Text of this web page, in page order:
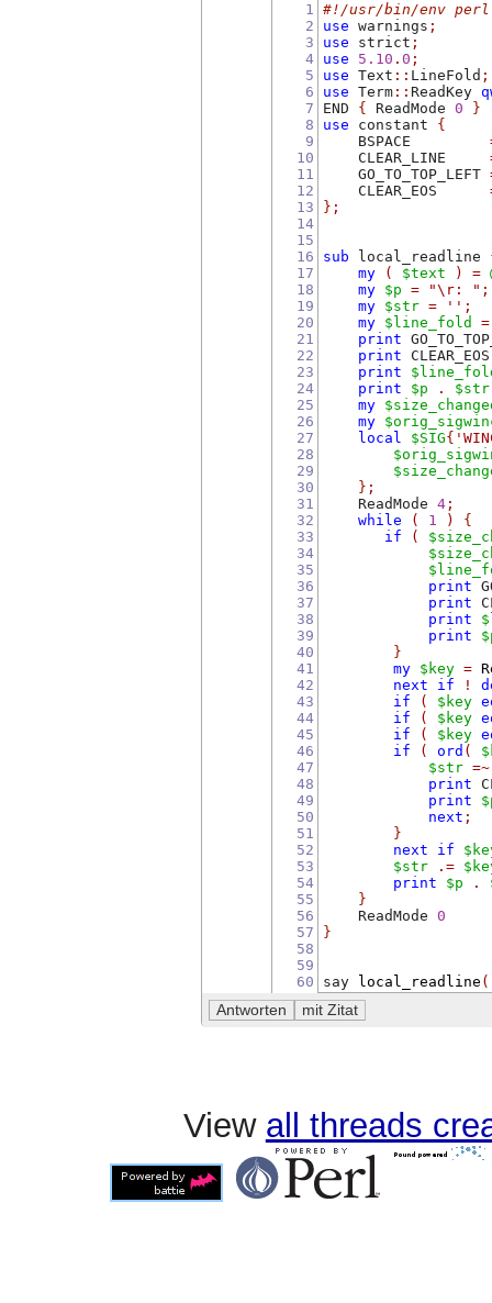
1
2
3
4
5
6
7
8
9
10
11
12
13
14
15
16
17
18
19
20
21
22
23
24
25
26
27
28
29
30
31
32
33
34
35
36
37
38
39
40
41
42
43
44
45
46
47
48
49
50
51
52
53
54
55
56
57
58
59
60
#!/usr/bin/env perl
use warnings ;
use strict ;
use
5.10 .0 ;
use Text :: LineFold ;
use Term :: ReadKey
END { ReadMode 0
}
use constant {
    BSPACE
    CLEAR_LINE
    GO_TO_TOP_LEFT
    CLEAR_EOS
} ;
sub local_readline
my
( $text ) =
my $p = "\r: " ;
my $str = '' ;
my $line_fold =
print
print CLEAR_EOS
print
print
$p . $str
my
my
local
$SIG{
} ;
    ReadMode
4 ;
while
( 1 )
{
if
(
print
print
print
print
}
my $key =
next
if !
if
( $key
if
( $key
if
( $key
if
( ord (
$str =~
print
print
next ;
}
next
if
$str
.=
print
$p .
}
    ReadMode
0
}
say local_readline (
View all threads